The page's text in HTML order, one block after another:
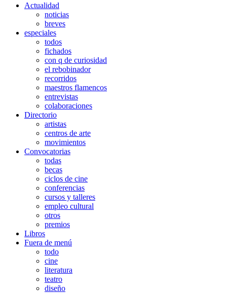
Actualidad
noticias
breves
especiales
todos
fichados
con q de curiosidad
el rebobinador
recorridos
maestros flamencos
entrevistas
colaboraciones
Directorio
artistas
centros de arte
movimientos
Convocatorias
todas
becas
ciclos de cine
conferencias
cursos y talleres
empleo cultural
otros
premios
Libros
Fuera de menú
todo
cine
literatura
teatro
diseño